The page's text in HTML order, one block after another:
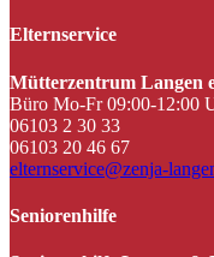
Elternservice
Mütterzentrum Langen
Büro Mo-Fr 09:00-12:00
06103 2 30 33
06103 20 46 67
elternservice@zenja-
Seniorenhilfe